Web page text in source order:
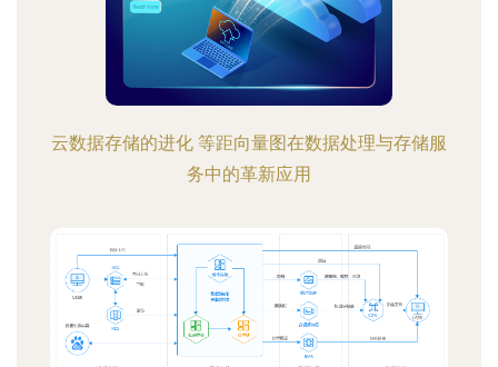
云数据存储的进化 等距向量图在数据处理与存储服
务中的革新应用